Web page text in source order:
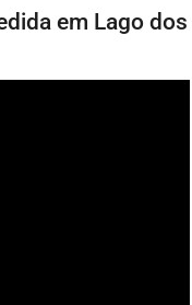
em Lago dos